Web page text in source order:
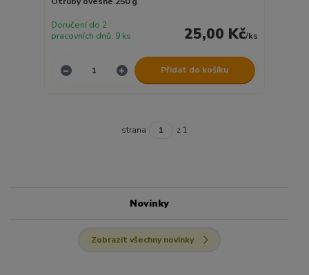
25,00 Kč/ks
Doručení do 2
pracovních dnů. 9 ks
Přidat do košíku
strana z 1
Novinky
Zobrazit všechny novinky